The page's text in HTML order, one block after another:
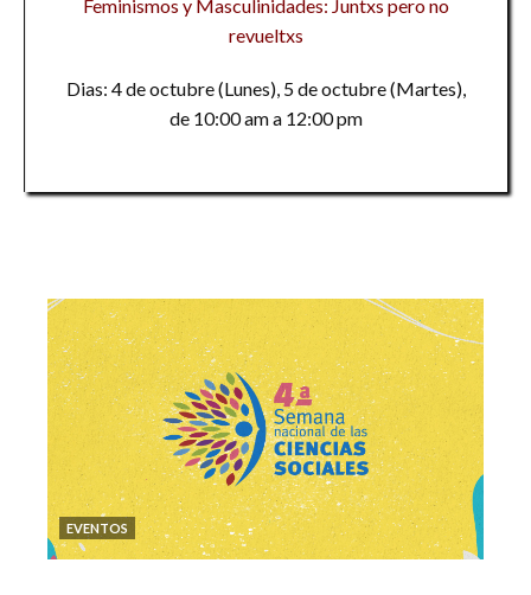
Feminismos y Masculinidades: Juntxs pero no
revueltxs
Dias: 4 de octubre (Lunes), 5 de octubre (Martes),
de 10:00 am a 12:00 pm
EVENTOS